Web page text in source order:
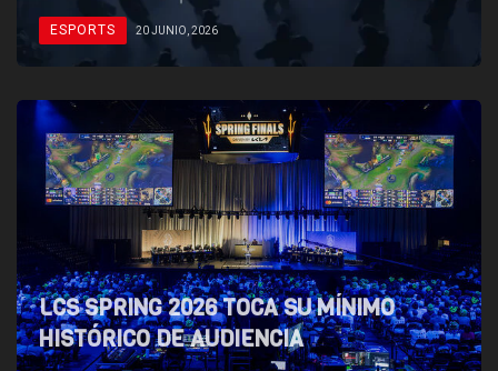
ESPORTS 20 JUNIO, 2026
LCS SPRING 2026 TOCA SU MÍNIMO
HISTÓRICO DE AUDIENCIA